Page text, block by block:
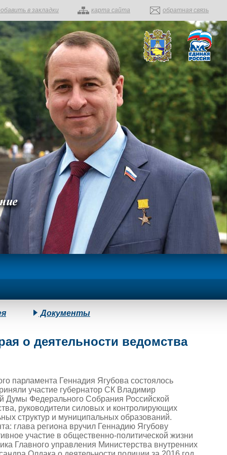
в закладки карта сайта обратная связь
Документы
о деятельности ведомства
парламента Геннадия Ягубова состоялось
участие губернатор СК Владимир
Думы Федерального Собрания Российской
руководители силовых и контролирующих
структур и муниципальных образований.
глава региона вручил Геннадию Ягубову
участие в общественно-политической жизни
Главного управления Министерства внутренних